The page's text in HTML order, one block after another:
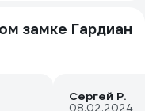
замке Гардиан
Сергей Р.